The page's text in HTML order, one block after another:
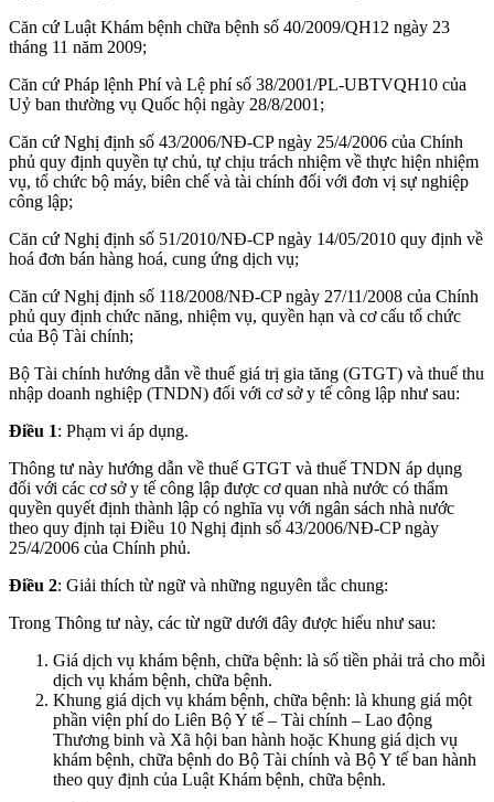
Căn cứ Luật Khám bệnh chữa bệnh số 40/2009/QH12 ngày 23
tháng 11 năm 2009;
Căn cứ Pháp lệnh Phí và Lệ phí số 38/2001/PL-UBTVQH10 của
Uỷ ban thường vụ Quốc hội ngày 28/8/2001;
Căn cứ Nghị định số 43/2006/NĐ-CP ngày 25/4/2006 của Chính
phủ quy định quyền tự chủ, tự chịu trách nhiệm về thực hiện nhiệm
vụ, tổ chức bộ máy, biên chế và tài chính đối với đơn vị sự nghiệp
công lập;
Căn cứ Nghị định số 51/2010/NĐ-CP ngày 14/05/2010 quy định về
hoá đơn bán hàng hoá, cung ứng dịch vụ;
Căn cứ Nghị định số 118/2008/NĐ-CP ngày 27/11/2008 của Chính
phủ quy định chức năng, nhiệm vụ, quyền hạn và cơ cấu tổ chức
của Bộ Tài chính;
Bộ Tài chính hướng dẫn về thuế giá trị gia tăng (GTGT) và thuế thu
nhập doanh nghiệp (TNDN) đối với cơ sở y tế công lập như sau:
Điều 1: Phạm vi áp dụng.
Thông tư này hướng dẫn về thuế GTGT và thuế TNDN áp dụng
đối với các cơ sở y tế công lập được cơ quan nhà nước có thẩm
quyền quyết định thành lập có nghĩa vụ với ngân sách nhà nước
theo quy định tại Điều 10 Nghị định số 43/2006/NĐ-CP ngày
25/4/2006 của Chính phủ.
Điều 2: Giải thích từ ngữ và những nguyên tắc chung:
Trong Thông tư này, các từ ngữ dưới đây được hiểu như sau:
Giá dịch vụ khám bệnh, chữa bệnh: là số tiền phải trả cho mỗi
dịch vụ khám bệnh, chữa bệnh.
Khung giá dịch vụ khám bệnh, chữa bệnh: là khung giá một
phần viện phí do Liên Bộ Y tế – Tài chính – Lao động
Thương binh và Xã hội ban hành hoặc Khung giá dịch vụ
khám bệnh, chữa bệnh do Bộ Tài chính và Bộ Y tế ban hành
theo quy định của Luật Khám bệnh, chữa bệnh.